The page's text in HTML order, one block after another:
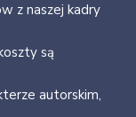
z naszej kadry
są
autorskim,